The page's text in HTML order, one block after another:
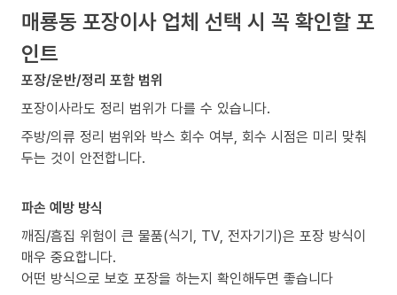
매룡동 포장이사 업체 선택 시 꼭 확인할 포
인트
포장/운반/정리 포함 범위
포장이사라도 정리 범위가 다를 수 있습니다.
주방/의류 정리 범위와 박스 회수 여부, 회수 시점은 미리 맞춰
두는 것이 안전합니다.
파손 예방 방식
깨짐/흠집 위험이 큰 물품(식기, TV, 전자기기)은 포장 방식이
매우 중요합니다.
어떤 방식으로 보호 포장을 하는지 확인해두면 좋습니다